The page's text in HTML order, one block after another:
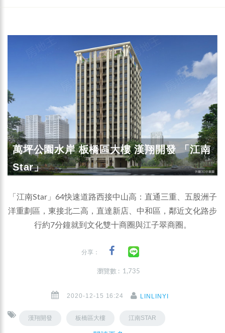
萬坪公園水岸 板橋區大樓 漢翔開發 「江南
Star」
「江南Star」64快速道路西接中山高：直通三重、五股洲子
洋重劃區，東接北二高，直達新店、中和區，鄰近文化路步
行約7分鐘就到文化雙十商圈與江子翠商圈。
分享：
瀏覽數 : 1,735
2020-12-15 16:24 LINLINYI
漢翔開發 板橋區大樓 江南STAR